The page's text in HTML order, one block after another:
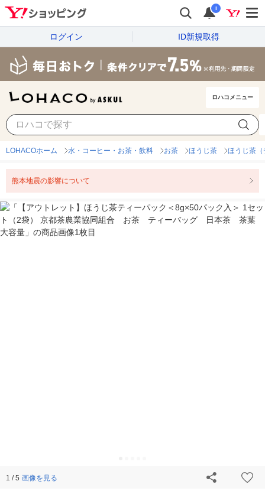
i
ログイン ID新規取得
ロハコメニュー
LOHACOホーム 水・コーヒー・お茶・飲料 お茶 ほうじ茶 ほうじ茶
熊本地震の影響について
1 / 5 画像を見る